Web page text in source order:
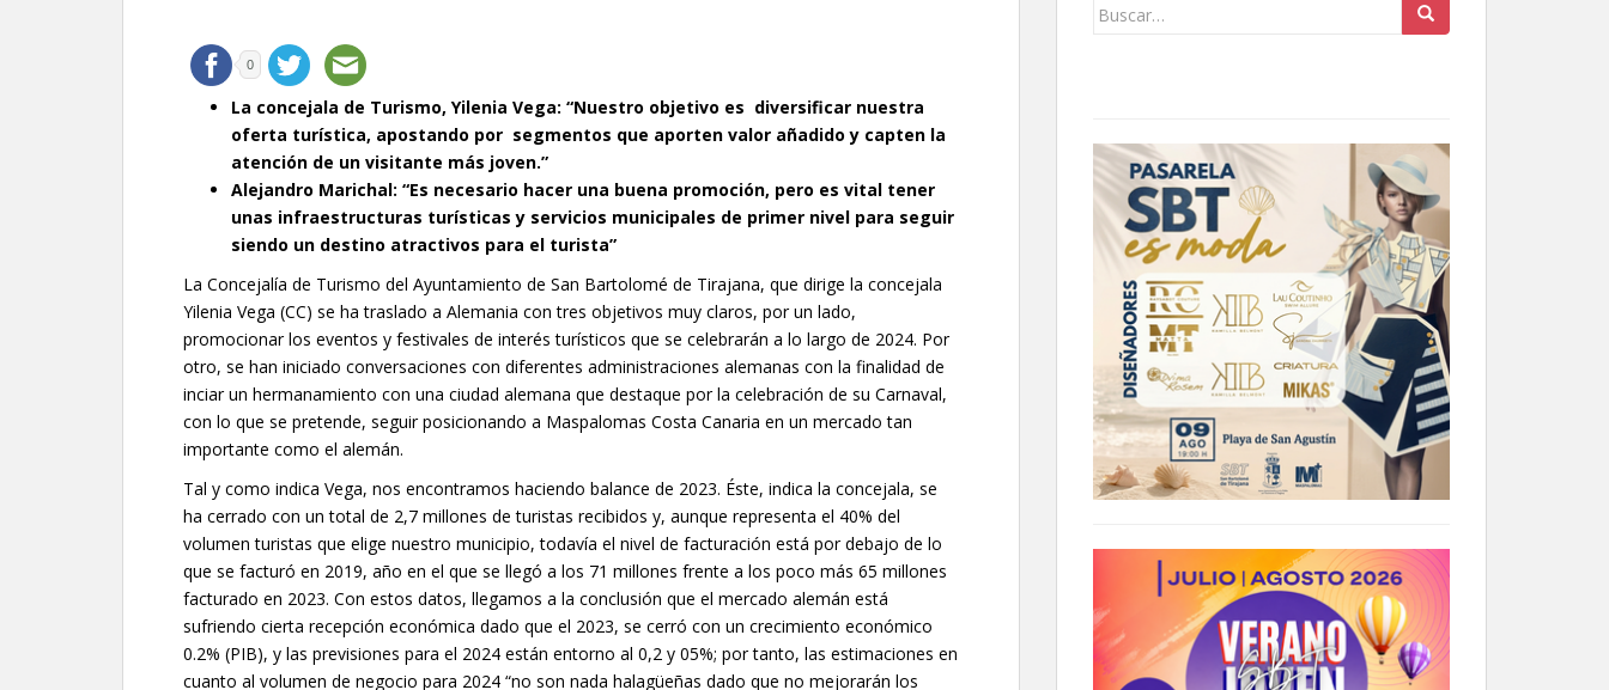
0
La concejala de Turismo, Yilenia Vega: “Nuestro objetivo es diversificar nuestra
oferta turística, apostando por segmentos que aporten valor añadido y capten la
atención de un visitante más joven.”
Alejandro Marichal: “Es necesario hacer una buena promoción, pero es vital tener
unas infraestructuras turísticas y servicios municipales de primer nivel para seguir
siendo un destino atractivos para el turista”
La Concejalía de Turismo del Ayuntamiento de San Bartolomé de Tirajana, que dirige la concejala
Yilenia Vega (CC) se ha traslado a Alemania con tres objetivos muy claros, por un lado,
promocionar los eventos y festivales de interés turísticos que se celebrarán a lo largo de 2024. Por
otro, se han iniciado conversaciones con diferentes administraciones alemanas con la finalidad de
inciar un hermanamiento con una ciudad alemana que destaque por la celebración de su Carnaval,
con lo que se pretende, seguir posicionando a Maspalomas Costa Canaria en un mercado tan
importante como el alemán.
Tal y como indica Vega, nos encontramos haciendo balance de 2023. Éste, indica la concejala, se
ha cerrado con un total de 2,7 millones de turistas recibidos y, aunque representa el 40% del
volumen turistas que elige nuestro municipio, todavía el nivel de facturación está por debajo de lo
que se facturó en 2019, año en el que se llegó a los 71 millones frente a los poco más 65 millones
facturado en 2023. Con estos datos, llegamos a la conclusión que el mercado alemán está
sufriendo cierta recepción económica dado que el 2023, se cerró con un crecimiento económico
0.2% (PIB), y las previsiones para el 2024 están entorno al 0,2 y 05%; por tanto, las estimaciones en
cuanto al volumen de negocio para 2024 “no son nada halagüeñas dado que no mejorarán los
Buscar: